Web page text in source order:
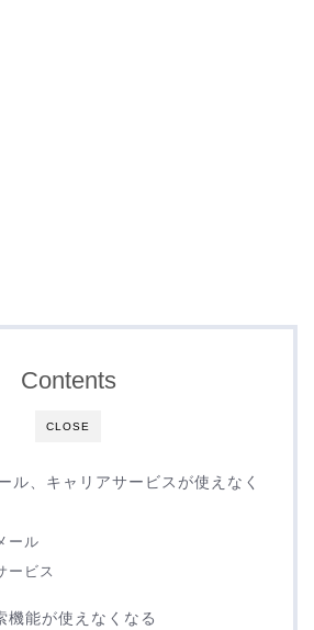
CLOSE
Contents
ル、キャリアサービスが使えなく
ール
ービス
機能が使えなくなる